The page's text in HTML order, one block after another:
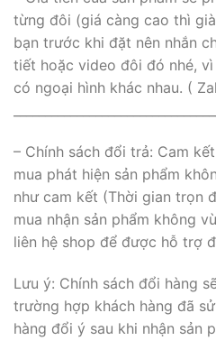
từng đôi (giá càng cao thì
bạn trước khi đặt nên nhắn
tiết hoặc video đôi đó nhé,
có ngoại hình khác nhau. (
– Chính sách đổi trả: Cam
mua phát hiện sản phẩm
như cam kết (Thời gian trọn
mua nhận sản phẩm không
liên hệ shop để được hỗ trợ
Lưu ý: Chính sách đổi hàng
trường hợp khách hàng đã
hàng đổi ý sau khi nhận sản